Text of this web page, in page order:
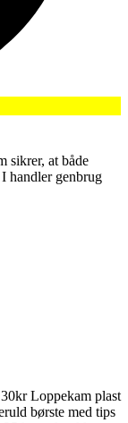
sikrer, at både
handler genbrug
Loppekam plast
børste med tips